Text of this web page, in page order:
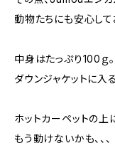
動物たちにも安心して
中身はたっぷり100ｇ。
ダウンジャケットに入
ホットカーペットの上に
もう動けないかも、、、